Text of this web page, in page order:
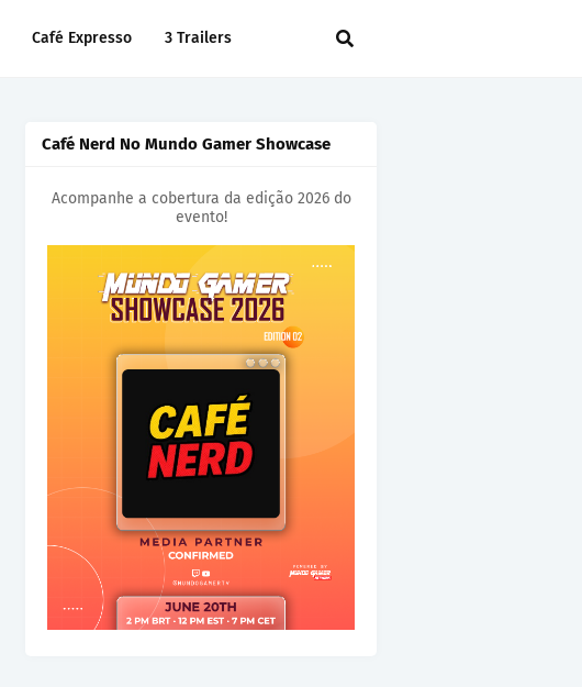
Café Expresso 3 Trailers
Café Nerd No Mundo Gamer Showcase
Acompanhe a cobertura da edição 2026 do
evento!